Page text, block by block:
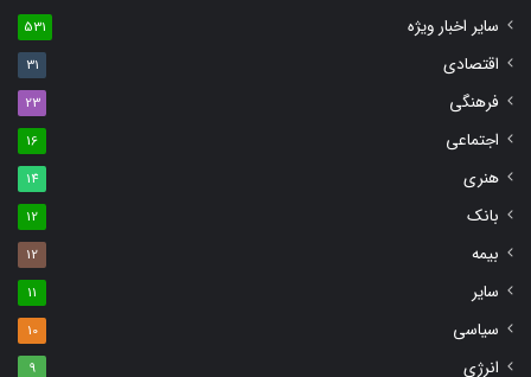
سایر اخبار ویژه 531
اقتصادی 31
فرهنگی 23
اجتماعی 16
هنری 14
بانک 12
بیمه 12
سایر 11
سیاسی 10
انرژی 9